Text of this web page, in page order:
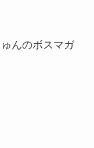
んのボスマガ